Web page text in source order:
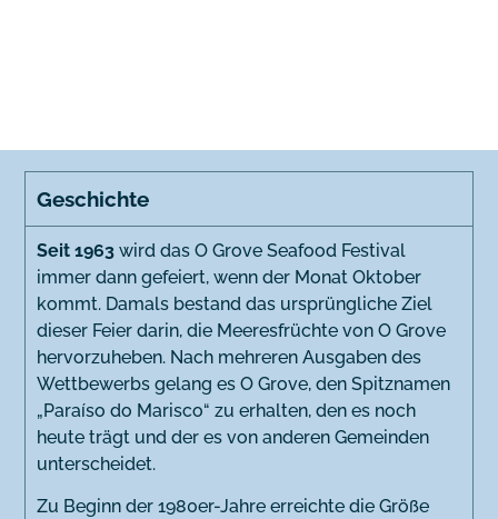
Geschichte
Seit 1963 wird das O Grove Seafood Festival
immer dann gefeiert, wenn der Monat Oktober
kommt. Damals bestand das ursprüngliche Ziel
dieser Feier darin, die Meeresfrüchte von O Grove
hervorzuheben. Nach mehreren Ausgaben des
Wettbewerbs gelang es O Grove, den Spitznamen
„Paraíso do Marisco“ zu erhalten, den es noch
heute trägt und der es von anderen Gemeinden
unterscheidet.
Zu Beginn der 1980er-Jahre erreichte die Größe